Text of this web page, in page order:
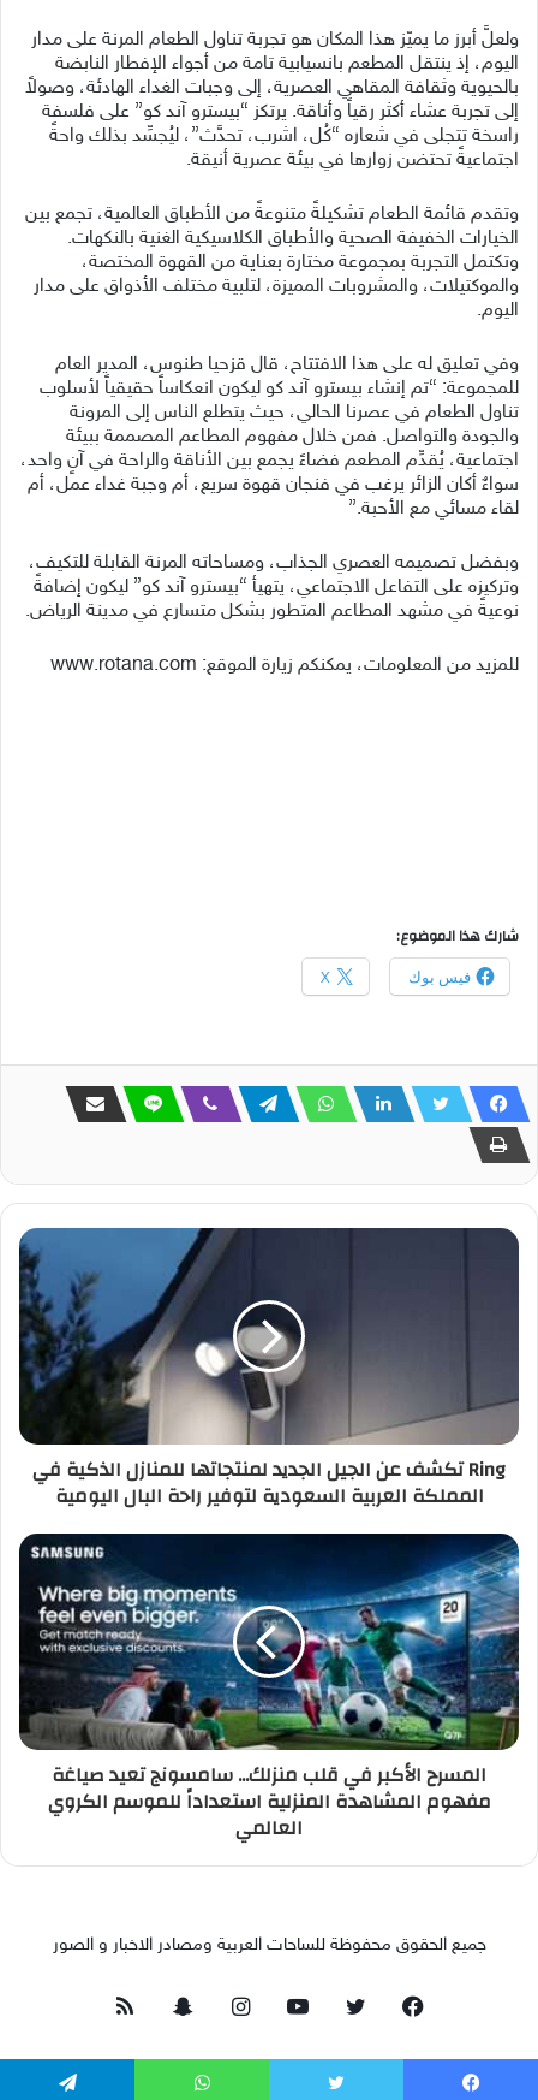
ولعلَّ أبرز ما يميّز هذا المكان هو تجربة تناول الطعام المرنة على مدار
اليوم، إذ ينتقل المطعم بانسيابية تامة من أجواء الإفطار النابضة
بالحيوية وثقافة المقاهي العصرية، إلى وجبات الغداء الهادئة، وصولاً
إلى تجربة عشاء أكثر رقياً وأناقة. يرتكز “بيسترو آند كو” على فلسفة
راسخة تتجلى في شعاره “كُل، اشرب، تحدَّث”، ليُجسِّد بذلك واحةً
اجتماعيةً تحتضن زوارها في بيئة عصرية أنيقة.
وتقدم قائمة الطعام تشكيلةً متنوعةً من الأطباق العالمية، تجمع بين
الخيارات الخفيفة الصحية والأطباق الكلاسيكية الغنية بالنكهات.
وتكتمل التجربة بمجموعة مختارة بعناية من القهوة المختصة،
والموكتيلات، والمشروبات المميزة، لتلبية مختلف الأذواق على مدار
اليوم.
وفي تعليق له على هذا الافتتاح، قال قزحيا طنوس، المدير العام
للمجموعة: “تم إنشاء بيسترو آند كو ليكون انعكاساً حقيقياً لأسلوب
تناول الطعام في عصرنا الحالي، حيث يتطلع الناس إلى المرونة
والجودة والتواصل. فمن خلال مفهوم المطاعم المصممة ببيئة
اجتماعية، يُقدِّم المطعم فضاءً يجمع بين الأناقة والراحة في آنٍ واحد،
سواءٌ أكان الزائر يرغب في فنجان قهوة سريع، أم وجبة غداء عمل، أم
لقاء مسائي مع الأحبة.”
وبفضل تصميمه العصري الجذاب، ومساحاته المرنة القابلة للتكيف،
وتركيزه على التفاعل الاجتماعي، يتهيأ “بيسترو آند كو” ليكون إضافةً
نوعيةً في مشهد المطاعم المتطور بشكل متسارع في مدينة الرياض.
للمزيد من المعلومات، يمكنكم زيارة الموقع: www.rotana.com
شارك هذا الموضوع:
فيس بوك X
Ring تكشف عن الجيل الجديد لمنتجاتها للمنازل الذكية في
المملكة العربية السعودية لتوفير راحة البال اليومية
المسرح الأكبر في قلب منزلك... سامسونج تعيد صياغة
مفهوم المشاهدة المنزلية استعداداً للموسم الكروي
العالمي
جميع الحقوق محفوظة للساحات العربية ومصادر الاخبار و الصور
فيسبوك تويتر يوتيوبانستقرامسناب
تشات
ملخص
الموقع